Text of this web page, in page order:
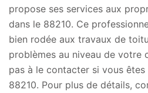
propose ses services aux
dans le 88210. Ce
bien rodée aux travaux de
problèmes au niveau de votre
pas à le contacter si vous
88210. Pour plus de détails,